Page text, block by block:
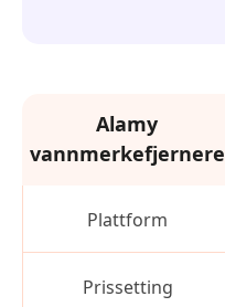
Alamy
vannmerkefjernere
Plattform
Prissetting